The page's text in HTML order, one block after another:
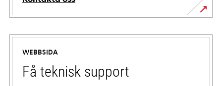
WEBBSIDA
Få teknisk support